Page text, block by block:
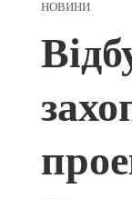
НОВИНИ